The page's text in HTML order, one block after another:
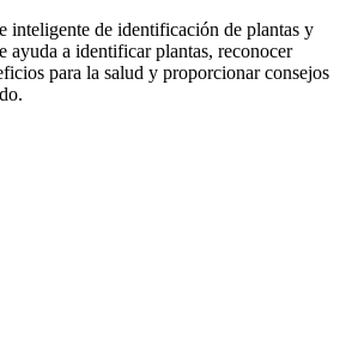
inteligente de identificación de plantas y
ayuda a identificar plantas, reconocer
para la salud y proporcionar consejos